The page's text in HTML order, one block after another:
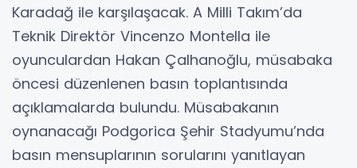
Karadağ ile karşılaşacak. A Milli Takım’da
Teknik Direktör Vincenzo Montella ile
oyunculardan Hakan Çalhanoğlu, müsabaka
öncesi düzenlenen basın toplantısında
açıklamalarda bulundu. Müsabakanın
oynanacağı Podgorica Şehir Stadyumu’nda
basın mensuplarının sorularını yanıtlayan